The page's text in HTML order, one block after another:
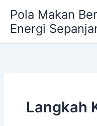
content
Pola Makan
Energi
Langkah